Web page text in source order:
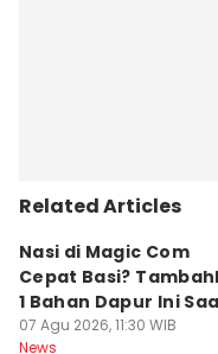
Related Articles
Nasi di Magic Com
Cepat Basi?
1 Bahan Dapur Ini
Menanak, Awet 2 Hari
07 Agu 2026, 11:30 WIB
News